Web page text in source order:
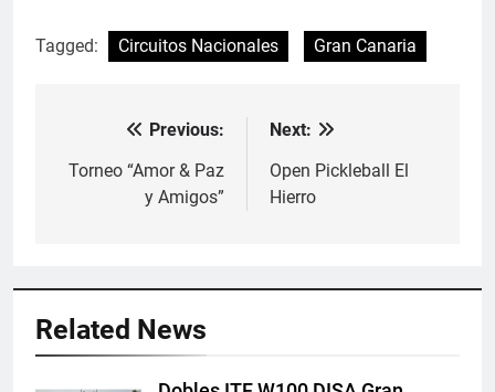
Tagged: Circuitos Nacionales Gran Canaria
Navegación
de
entradas
Previous:
Torneo “Amor & Paz
y Amigos”
Next:
Open Pickleball El
Hierro
Related News